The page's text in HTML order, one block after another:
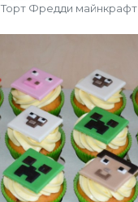
Торт Фредди майнкрафт